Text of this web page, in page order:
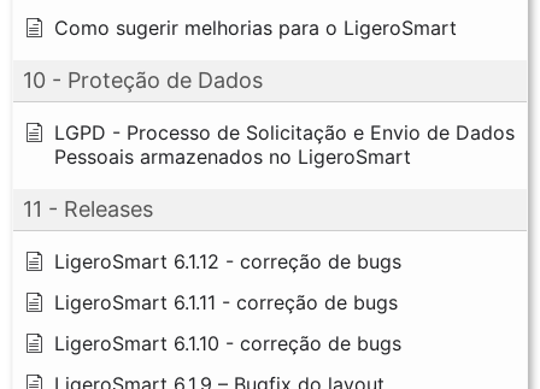
Como sugerir melhorias para o LigeroSmart
10 - Proteção de Dados
LGPD - Processo de Solicitação e Envio de Dados
Pessoais armazenados no LigeroSmart
11 - Releases
LigeroSmart 6.1.12 - correção de bugs
LigeroSmart 6.1.11 - correção de bugs
LigeroSmart 6.1.10 - correção de bugs
LigeroSmart 6.1.9 – Bugfix do layout